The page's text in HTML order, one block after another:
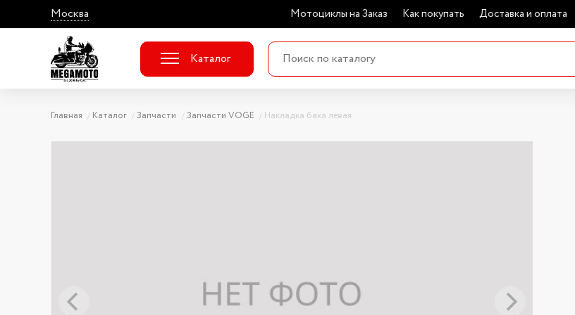
Москва Мотоциклы на Заказ Как покупать Доставка и оплата
Каталог
Главная Каталог Запчасти Запчасти VOGE Накладка бака левая